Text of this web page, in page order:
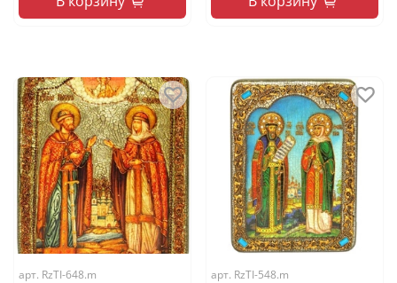
арт. RzTI-648.m арт. RzTI-548.m